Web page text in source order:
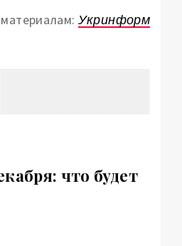
Укринформ
что будет